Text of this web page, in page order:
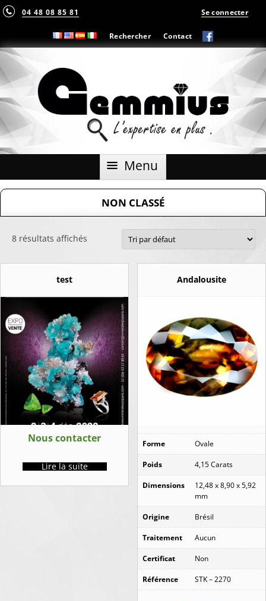
04 48 08 85 81
Rechercher Contact
Se connecter
Menu Aller
NON CLASSÉ
8 résultats affichés
test
Nous contacter
Lire la suite
Andalousite
Forme Ovale
Poids 4,15 Carats
Dimensions
12,48 x 8,90 x 5,92
mm
Origine Brésil
Traitement Aucun
Certificat Non
Référence STK – 2270